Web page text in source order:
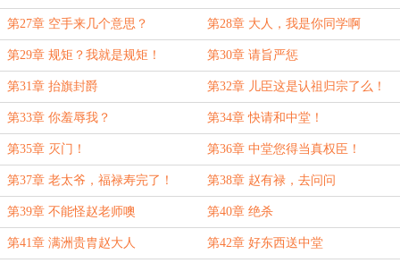
第27章 空手来几个意思？ 第28章 大人，我是你同学啊
第29章 规矩？我就是规矩！ 第30章 请旨严惩
第31章 抬旗封爵 第32章 儿臣这是认祖归宗了么！
第33章 你羞辱我？ 第34章 快请和中堂！
第35章 灭门！ 第36章 中堂您得当真权臣！
第37章 老太爷，福禄寿完了！ 第38章 赵有禄，去问问
第39章 不能怪赵老师噢 第40章 绝杀
第41章 满洲贵胄赵大人 第42章 好东西送中堂